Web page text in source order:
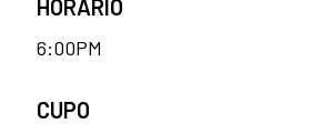
HORARIO
6:00PM
CUPO